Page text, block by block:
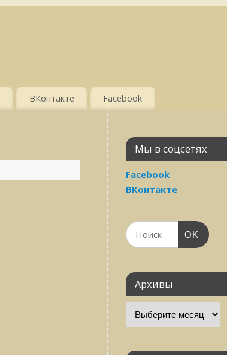
ВКонтакте Facebook
Мы в соцсетях
Facebook
ВКонтакте
OK
Архивы